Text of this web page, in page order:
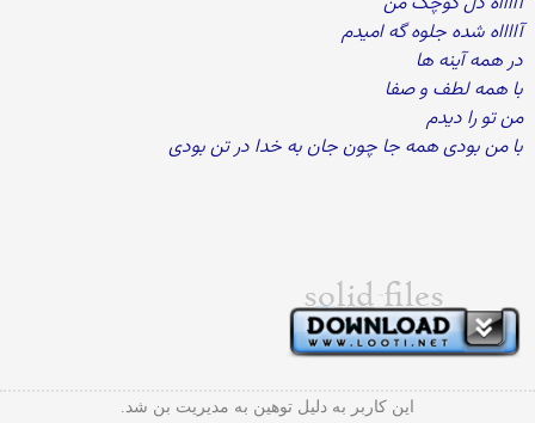
آااااه شده جلوه گه امیدم
در همه آینه ها
با همه لطف و صفا
من تو را دیدم
با من بودی همه جا چون جان به خدا در تن بودی
این کاربر به دلیل توهین به مدیریت بن شد.